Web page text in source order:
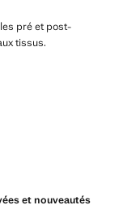
pré et post-
tissus.
et nouveautés